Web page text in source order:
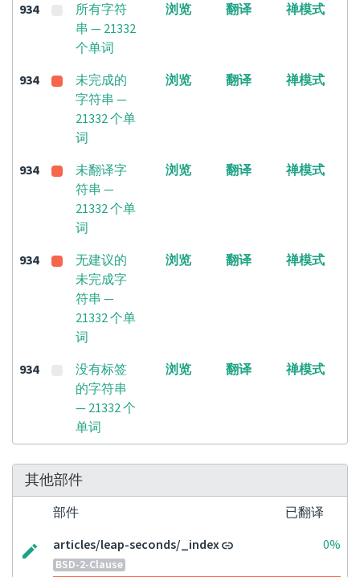
934
所有字符
串 — 21332
个单词
浏览 翻译 禅模式
934
未完成的
字符串 —
21332 个单
词
浏览 翻译 禅模式
934
未翻译字
符串 —
21332 个单
词
浏览 翻译 禅模式
934
无建议的
未完成字
符串 —
21332 个单
词
浏览 翻译 禅模式
934
没有标签
的字符串
— 21332 个
单词
浏览 翻译 禅模式
其他部件
部件
已翻译
articles/leap-seconds/_index
BSD-2-Clause
0%